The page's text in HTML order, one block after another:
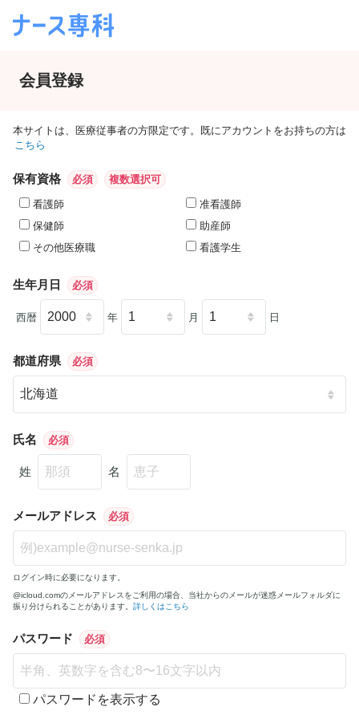
会員登録
本サイトは、医療従事者の方限定です。既にアカウントをお持ちの方は
こちら
保有資格 必須 複数選択可
看護師
准看護師
保健師
助産師
その他医療職
看護学生
生年月日 必須
西暦 年 月 日
都道府県 必須
氏名 必須
姓 名
メールアドレス 必須
ログイン時に必要になります。
@icloud.comのメールアドレスをご利用の場合、当社からのメールが迷惑メールフォルダに
振り分けられることがあります。 詳しくはこちら
パスワード 必須
パスワードを表示する